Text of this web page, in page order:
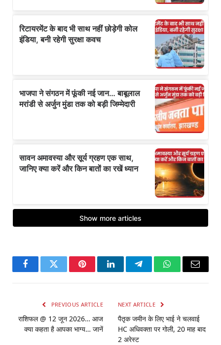
FacebookTwitter PinterestLinkedInTelegramWhatsApp
Email
PREVIOUS ARTICLE
राशिफल @ 12 जून 2026… आज
क्या कहता है आपका भाग्य… जानें
NEXT ARTICLE
पैतृक जमीन के लिए भाई ने चलवाई
HC अधिवक्ता पर गोली, 20 माह बाद
2 अरेस्ट